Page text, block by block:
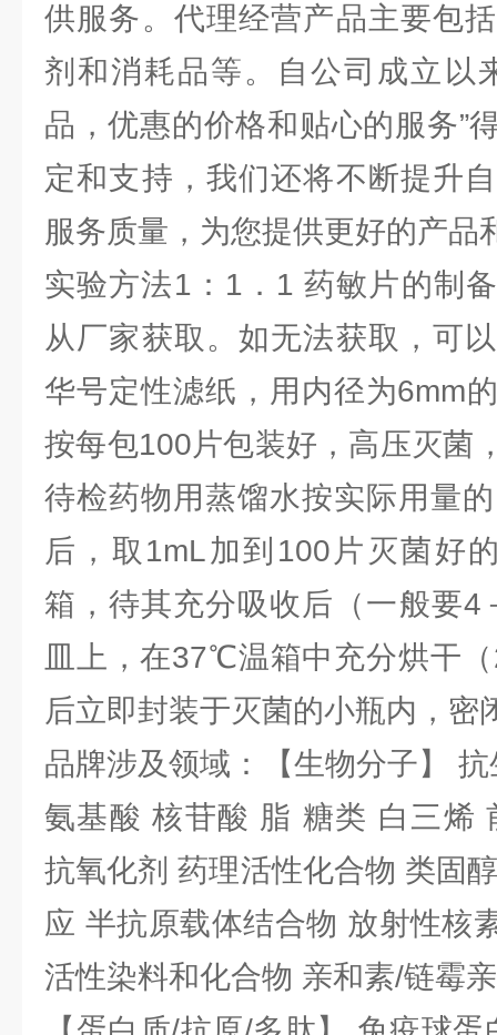
供服务。代理经营产品主要包
剂和消耗品等。自公司成立以
品，优惠的价格和贴心的服务”
定和支持，我们还将不断提升
服务质量，为您提供更好的产品
实验方法1：1．1 药敏片的制
从厂家获取。如无法获取，可
华号定性滤纸，用内径为6mm
按每包100片包装好，高压灭菌
待检药物用蒸馏水按实际用量
后，取1mL加到100片灭菌好
箱，待其充分吸收后（一般要4
皿上，在37℃温箱中充分烘干
后立即封装于灭菌的小瓶内，密
品牌涉及领域：【生物分子】
氨基酸 核苷酸 脂 糖类 白三烯
抗氧化剂 药理活性化合物 类固
应 半抗原载体结合物 放射性核
活性染料和化合物 亲和素/链霉